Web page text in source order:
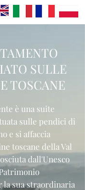
SULLE
TOSCANE
è una suite
sulle pendici di
e si affaccia
toscane della Val
dall'Unesco
la sua straordinaria